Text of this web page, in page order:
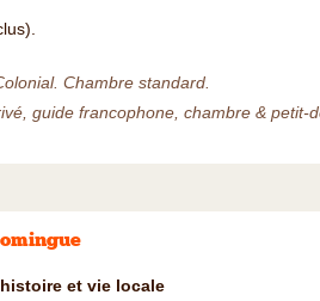
Chambre standard.
guide francophone, chambre & petit-
et vie locale